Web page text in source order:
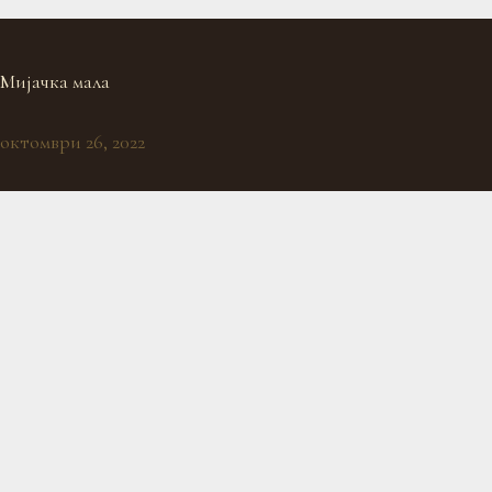
Мијачка мала
октомври 26, 2022